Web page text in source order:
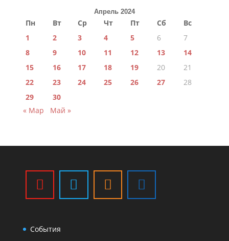
Апрель 2024
Пн Вт Ср Чт Пт Сб
Вс
1
2 3 4 5 6
7
8
9 10 11 12 13
14
15
16 17 18 19 20
21
22
23 24 25 26 27
28
29
30
« Мар
Май »
События